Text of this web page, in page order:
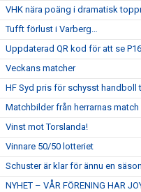
VHK nära poäng i dramatisk
Tufft förlust i Varberg…
Uppdaterad QR kod för att se
Veckans matcher
HF Syd pris för schysst handboll
Matchbilder från herrarnas
Vinst mot Torslanda!
Vinnare 50/50 lotteriet
Schuster är klar för ännu en
NYHET – VÅR FÖRENING HAR